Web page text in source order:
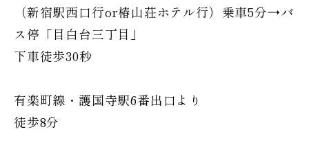
（新宿駅西口行or椿山荘ホテル行）乗車5分→バ
ス停「目白台三丁目」
下車徒歩30秒
有楽町線・護国寺駅6番出口より
徒歩8分